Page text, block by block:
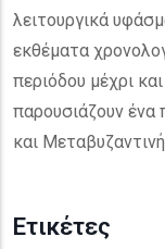
λειτουργικά
εκθέματα
περιόδου μέχρι
παρουσιάζουν ένα
και
Ετικέτες